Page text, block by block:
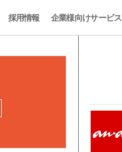
採用情報 企業様向けサービス